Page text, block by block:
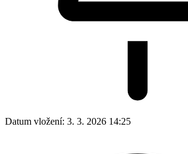
Datum vložení: 3. 3. 2026 14:25